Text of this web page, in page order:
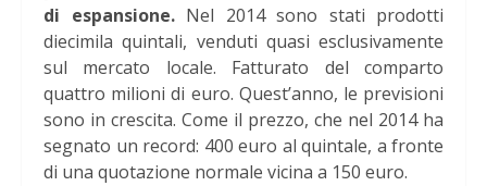
di espansione.Nel 2014 sono stati prodotti
diecimila quintali, venduti quasi esclusivamente
sul mercato locale. Fatturato del comparto
quattro milioni di euro. Quest’anno, le previsioni
sono in crescita. Come il prezzo, che nel 2014 ha
segnato un record: 400 euro al quintale, a fronte
di una quotazione normale vicina a 150 euro.